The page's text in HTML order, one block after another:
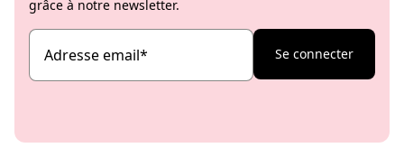
grâce à notre newsletter.
Adresse email* Se connecter